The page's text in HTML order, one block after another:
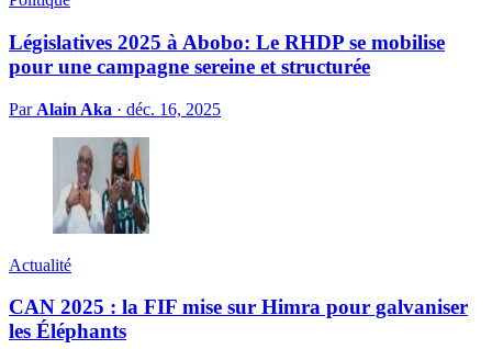
Législatives 2025 à Abobo: Le RHDP se mobilise
pour une campagne sereine et structurée
Par Alain Aka · déc. 16, 2025
Actualité
CAN 2025 : la FIF mise sur Himra pour galvaniser
les Éléphants